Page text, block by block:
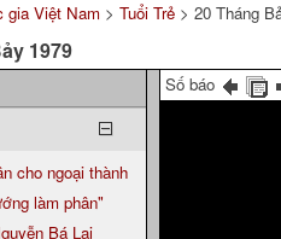
gia Việt Nam > Tuổi Trẻ > 20 Tháng
1979
cho ngoại thành
làm phân"
Bá Lại
Số báo